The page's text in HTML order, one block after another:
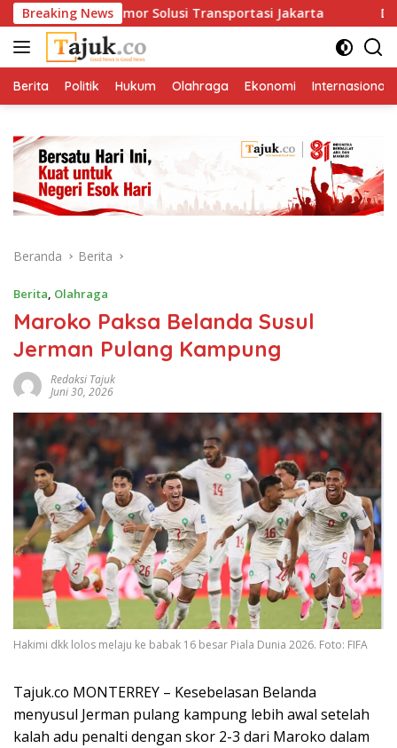
Langsung
ke
konten
Breaking News
Satu Nomor Solusi Transportasi Jakarta Di Antara
Berita Politik Hukum Olahraga Ekonomi Internasional
Beranda Berita
Berita, Olahraga
Maroko Paksa Belanda Susul
Jerman Pulang Kampung
Redaksi Tajuk
Juni 30, 2026
Hakimi dkk lolos melaju ke babak 16 besar Piala Dunia 2026. Foto: FIFA
Tajuk.co MONTERREY – Kesebelasan Belanda
menyusul Jerman pulang kampung lebih awal setelah
kalah adu penalti dengan skor 2-3 dari Maroko dalam